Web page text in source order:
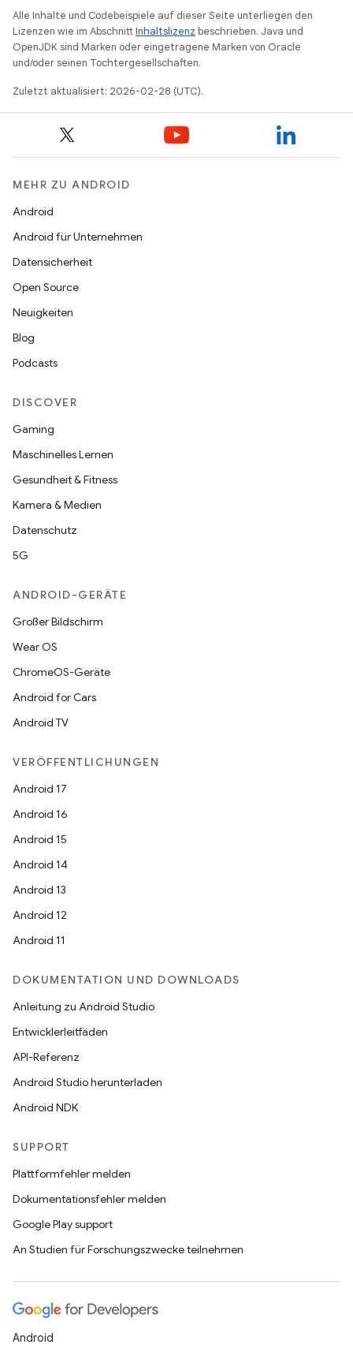
Alle Inhalte und Codebeispiele auf dieser Seite unterliegen den
Lizenzen wie im AbschnittInhaltslizenz beschrieben. Java und
OpenJDK sind Marken oder eingetragene Marken von Oracle
und/oder seinen Tochtergesellschaften.
Zuletzt aktualisiert: 2026-02-28 (UTC).
MEHR ZU ANDROID
Android
Android für Unternehmen
Datensicherheit
Open Source
Neuigkeiten
Blog
Podcasts
DISCOVER
Gaming
Maschinelles Lernen
Gesundheit & Fitness
Kamera & Medien
Datenschutz
5G
ANDROID-GERÄTE
Großer Bildschirm
Wear OS
ChromeOS-Geräte
Android for Cars
Android TV
VERÖFFENTLICHUNGEN
Android 17
Android 16
Android 15
Android 14
Android 13
Android 12
Android 11
DOKUMENTATION UND DOWNLOADS
Anleitung zu Android Studio
Entwicklerleitfäden
API-Referenz
Android Studio herunterladen
Android NDK
SUPPORT
Plattformfehler melden
Dokumentationsfehler melden
Google Play support
An Studien für Forschungszwecke teilnehmen
Android